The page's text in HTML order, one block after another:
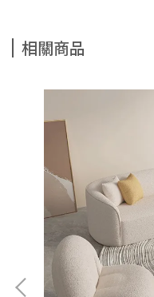
相關商品